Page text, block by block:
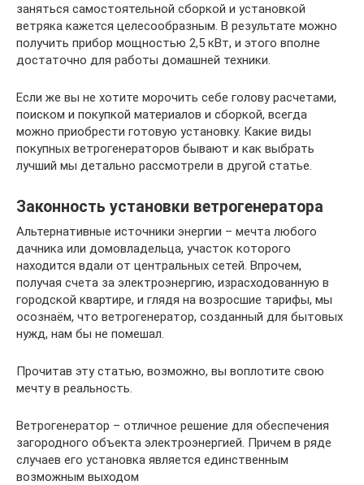
заняться самостоятельной сборкой и установкой
ветряка кажется целесообразным. В результате можно
получить прибор мощностью 2,5 кВт, и этого вполне
достаточно для работы домашней техники.
Если же вы не хотите морочить себе голову расчетами,
поиском и покупкой материалов и сборкой, всегда
можно приобрести готовую установку. Какие виды
покупных ветрогенераторов бывают и как выбрать
лучший мы детально рассмотрели в другой статье.
Законность установки ветрогенератора
Альтернативные источники энергии – мечта любого
дачника или домовладельца, участок которого
находится вдали от центральных сетей. Впрочем,
получая счета за электроэнергию, израсходованную в
городской квартире, и глядя на возросшие тарифы, мы
осознаём, что ветрогенератор, созданный для бытовых
нужд, нам бы не помешал.
Прочитав эту статью, возможно, вы воплотите свою
мечту в реальность.
Ветрогенератор – отличное решение для обеспечения
загородного объекта электроэнергией. Причем в ряде
случаев его установка является единственным
возможным выходом